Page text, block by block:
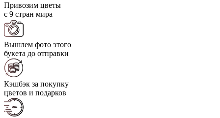
Привозим цветы
с 9 стран мира
Вышлем фото этого
букета до отправки
Кэшбэк за покупку
цветов и подарков